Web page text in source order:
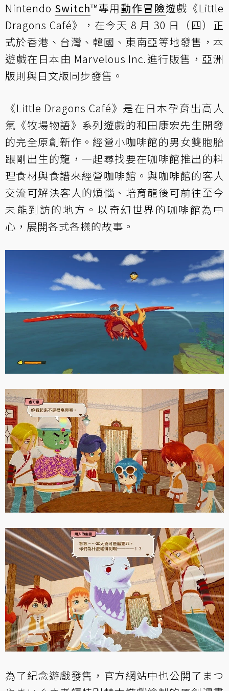
Nintendo Switch™專用動作冒險遊戲《Little
Dragons Café》，在今天 8 月 30 日（四）正
式於香港、台灣、韓國、東南亞等地發售，本
遊戲在日本由 Marvelous Inc.進行販售，亞洲
版則與日文版同步發售。
《Little Dragons Café》是在日本孕育出高人
氣《牧場物語》系列遊戲的和田康宏先生開發
的完全原創新作。經營小咖啡館的男女雙胞胎
跟剛出生的龍，一起尋找要在咖啡館推出的料
理食材與食譜來經營咖啡館。與咖啡館的客人
交流可解決客人的煩惱、培育龍後可前往至今
未能到訪的地方。以奇幻世界的咖啡館為中
心，展開各式各樣的故事。
為了紀念遊戲發售，官方網站中也公開了まつ